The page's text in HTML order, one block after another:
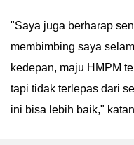
"Saya juga berharap
membimbing saya
kedepan, maju HMPM
tapi tidak terlepas dari
ini bisa lebih baik,"